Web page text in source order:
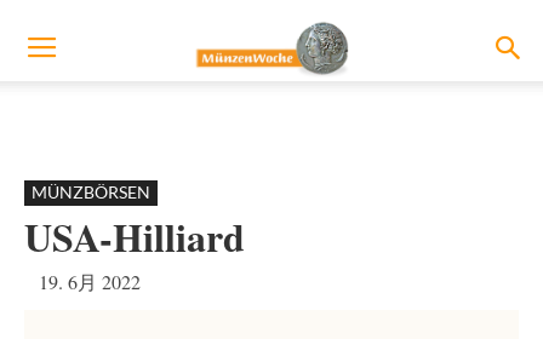
MÜNZBÖRSEN
USA-Hilliard
19. 6月 2022